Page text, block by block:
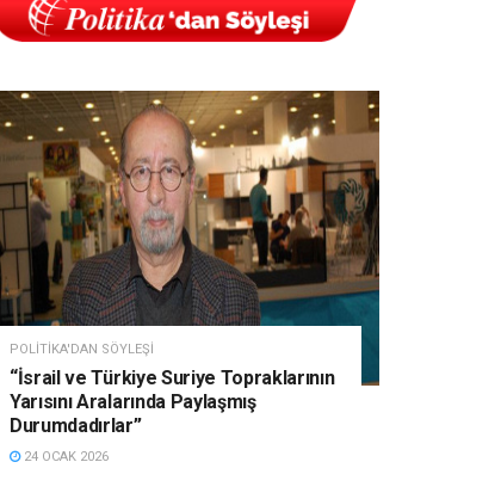
POLITIKA'DAN SÖYLEŞI
“İsrail ve Türkiye Suriye Topraklarının
Yarısını Aralarında Paylaşmış
Durumdadırlar”
24 OCAK 2026